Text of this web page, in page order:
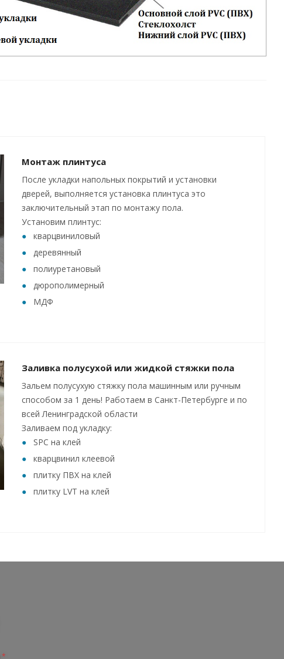
Монтаж плинтуса
После укладки напольных покрытий и установки
дверей, выполняется установка плинтуса это
заключительный этап по монтажу пола.
Установим плинтус:
кварцвиниловый
деревянный
полиуретановый
дюрополимерный
МДФ
Заливка полусухой или жидкой стяжки пола
Зальем полусухую стяжку пола машинным или ручным
способом за 1 день! Работаем в Санкт-Петербурге и по
всей Ленинградской области
Заливаем под укладку:
SPC на клей
кварцвинил клеевой
плитку ПВХ на клей
плитку LVT на клей
*